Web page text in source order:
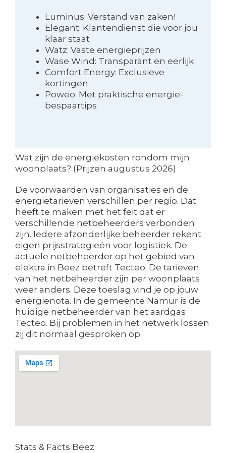
Luminus: Verstand van zaken!
Elegant: Klantendienst die voor jou
klaar staat
Watz: Vaste energieprijzen
Wase Wind: Transparant en eerlijk
Comfort Energy: Exclusieve
kortingen
Poweo: Met praktische energie-
bespaartips
Wat zijn de energiekosten rondom mijn
woonplaats? (Prijzen augustus 2026)
De voorwaarden van organisaties en de
energietarieven verschillen per regio. Dat
heeft te maken met het feit dat er
verschillende netbeheerders verbonden
zijn. Iedere afzonderlijke beheerder rekent
eigen prijsstrategieën voor logistiek. De
actuele netbeheerder op het gebied van
elektra in Beez betreft Tecteo. De tarieven
van het netbeheerder zijn per woonplaats
weer anders. Deze toeslag vind je op jouw
energienota. In de gemeente Namur is de
huidige netbeheerder van het aardgas
Tecteo. Bij problemen in het netwerk lossen
zij dit normaal gesproken op.
Stats & Facts Beez